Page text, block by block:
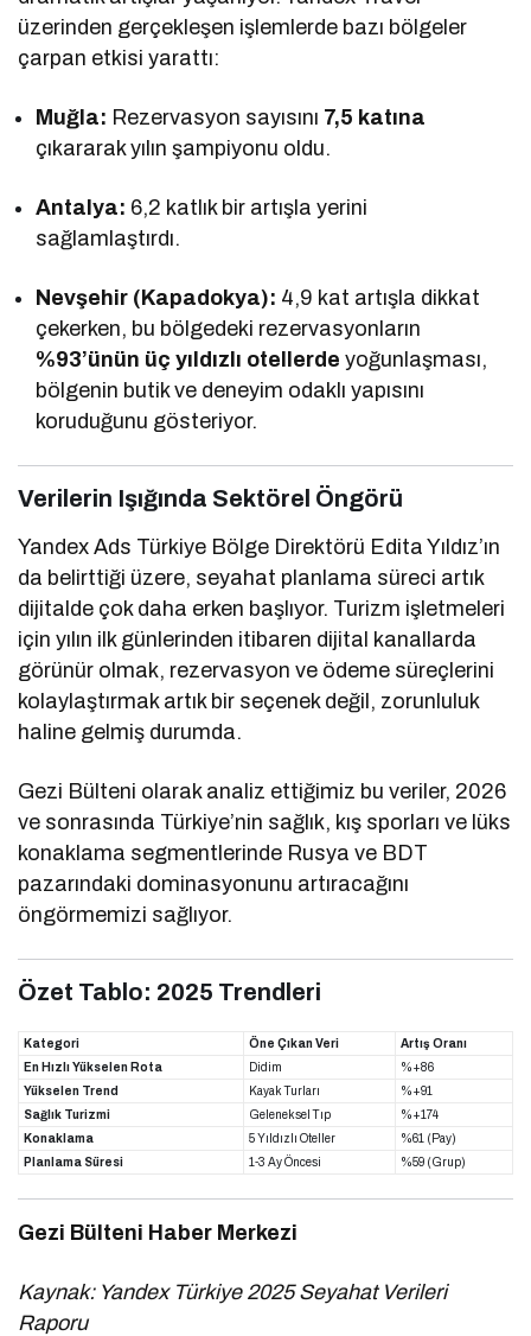
üzerinden gerçekleşen işlemlerde bazı bölgeler
çarpan etkisi yarattı:
Muğla: Rezervasyon sayısını 7,5 katına
çıkararak yılın şampiyonu oldu.
Antalya: 6,2 katlık bir artışla yerini
sağlamlaştırdı.
Nevşehir (Kapadokya): 4,9 kat artışla dikkat
çekerken, bu bölgedeki rezervasyonların
%93’ünün üç yıldızlı otellerde yoğunlaşması,
bölgenin butik ve deneyim odaklı yapısını
koruduğunu gösteriyor.
Verilerin Işığında Sektörel Öngörü
Yandex Ads Türkiye Bölge Direktörü Edita Yıldız’ın
da belirttiği üzere, seyahat planlama süreci artık
dijitalde çok daha erken başlıyor. Turizm işletmeleri
için yılın ilk günlerinden itibaren dijital kanallarda
görünür olmak, rezervasyon ve ödeme süreçlerini
kolaylaştırmak artık bir seçenek değil, zorunluluk
haline gelmiş durumda.
Gezi Bülteni olarak analiz ettiğimiz bu veriler, 2026
ve sonrasında Türkiye’nin sağlık, kış sporları ve lüks
konaklama segmentlerinde Rusya ve BDT
pazarındaki dominasyonunu artıracağını
öngörmemizi sağlıyor.
Özet Tablo: 2025 Trendleri
Kategori Öne Çıkan Veri
Artış Oranı
En Hızlı Yükselen Rota
Didim
%+86
Yükselen Trend
Kayak Turları
%+91
Sağlık Turizmi
Geleneksel Tıp
%+174
Konaklama
5 Yıldızlı Oteller
%61 (Pay)
Planlama Süresi
1-3 Ay Öncesi %59 (Grup)
Gezi Bülteni Haber Merkezi
Kaynak: Yandex Türkiye 2025 Seyahat Verileri
Raporu